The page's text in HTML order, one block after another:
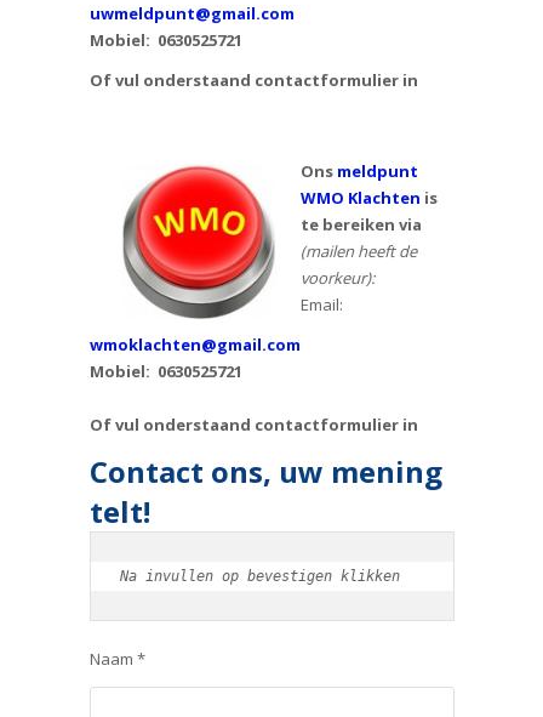
uwmeldpunt@gmail.com
Mobiel: 0630525721
Of vul onderstaand contactformulier in
Ons meldpunt
WMO Klachten is
te bereiken via
(mailen heeft de
voorkeur):
Email:
wmoklachten@gmail.com
Mobiel: 0630525721
Of vul onderstaand contactformulier in
Contact ons, uw mening
telt!
Na invullen op bevestigen klikken
Naam *